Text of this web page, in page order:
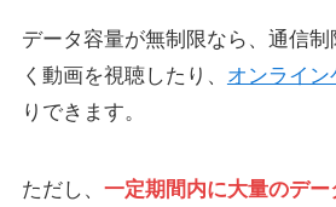
データ容量が無制限なら、通信
く動画を視聴したり、 オンライン
りできます。
ただし、 一定期間内に大量のデ